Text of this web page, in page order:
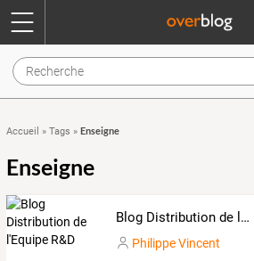
Accueil » Tags » Enseigne
Enseigne
Blog Distribution de l'Equipe R&D
Philippe Vincent